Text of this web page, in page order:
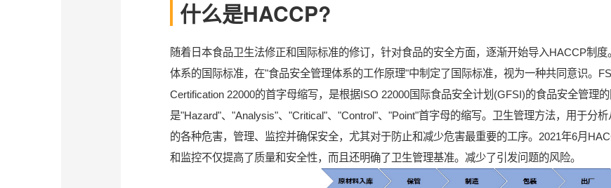
什么是HACCP?
随着日本食品卫生法修正和国际标准的修订，针对食品的安全方面，逐渐开始导入HACCP制
体系的国际标准，在"食品安全管理体系的工作原理"中制定了国际标准，视为一种共同意识。
Certification 22000的首字母缩写，是根据ISO 22000国际食品安全计划(GFSI)的食品安全管理
是"Hazard"、"Analysis"、"Critical"、"Control"、"Point"首字母的缩写。卫生管理方法，用于分
的各种危害，管理、监控并确保安全，尤其对于防止和减少危害最重要的工序。2021年6月
和监控不仅提高了质量和安全性，而且还明确了卫生管理基准。减少了引发问题的风险。